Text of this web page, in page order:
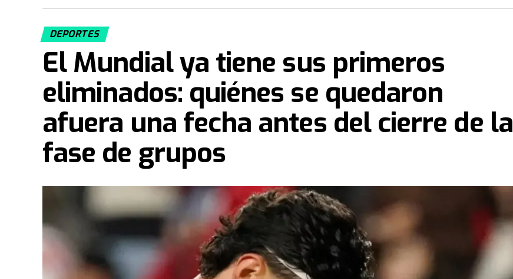
Durante el partido ocurrió un momento insólito:Bielsa sacó a Fernando Muslera en el
entretiempo luego de un grosero error que terminó en el único gol del encuentro.
Fuente: TN
DEPORTES
El Mundial ya tiene sus primeros
eliminados: quiénes se quedaron
afuera una fecha antes del cierre de la
fase de grupos